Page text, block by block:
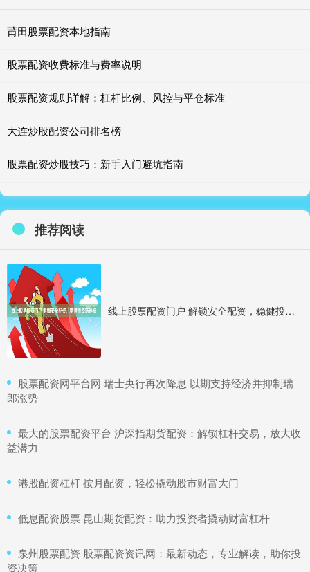
莆田股票配资本地指南
股票配资收费标准与费率说明
股票配资规则详解：杠杆比例、风控与平仓标准
大连炒股配资公司排名榜
股票配资炒股技巧：新手入门避坑指南
推荐阅读
线上股票配资门户 解锁安全配资，稳健投资新选择
​股票配资网平台网 瑞士央行再次降息 以期支持经济并抑制瑞
郎涨势
​最大的股票配资平台 沪深指期货配资：解锁杠杆交易，放大收
益潜力
​港股配资杠杆 按月配资，轻松撬动股市财富大门
​低息配资股票 昆山期货配资：助力投资者撬动财富杠杆
​泉州股票配资 股票配资资讯网：最新动态，专业解读，助你投
资决策